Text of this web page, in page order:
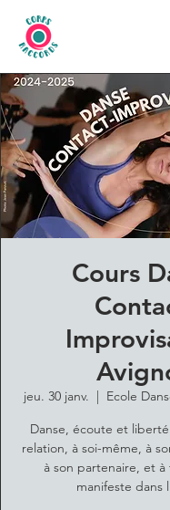
Cours
jeu. 30 janv.
  |
Ecole
Danse, écoute et
relation, à soi-même, à
à son partenaire, et
manifeste dans